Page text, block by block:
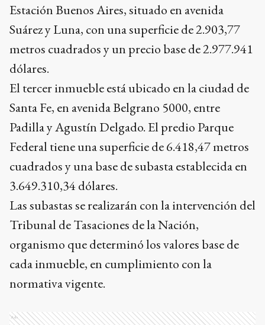
Estación Buenos Aires, situado en avenida
Suárez y Luna, con una superficie de 2.903,77
metros cuadrados y un precio base de 2.977.941
dólares.
El tercer inmueble está ubicado en la ciudad de
Santa Fe, en avenida Belgrano 5000, entre
Padilla y Agustín Delgado. El predio Parque
Federal tiene una superficie de 6.418,47 metros
cuadrados y una base de subasta establecida en
3.649.310,34 dólares.
Las subastas se realizarán con la intervención del
Tribunal de Tasaciones de la Nación,
organismo que determinó los valores base de
cada inmueble, en cumplimiento con la
normativa vigente.
Ads